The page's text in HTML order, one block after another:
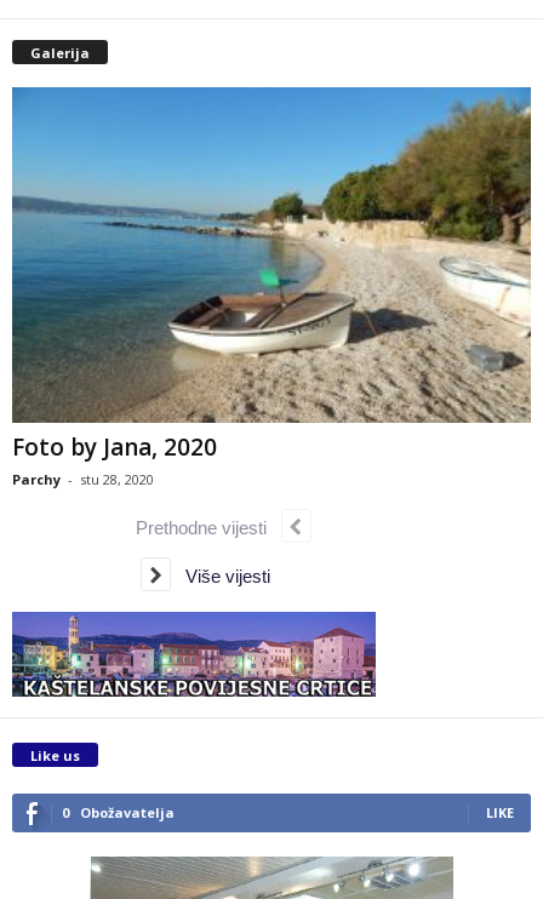
Galerija
Foto by Jana, 2020
Parchy - stu 28, 2020
Prethodne vijesti
Više vijesti
Like us
0 Obožavatelja LIKE